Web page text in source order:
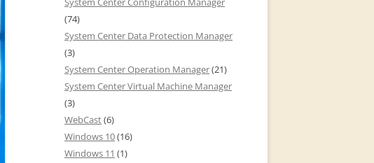
(74)
System Center Data Protection Manager
(3)
System Center Operation Manager(21)
System Center Virtual Machine Manager
(3)
WebCast(6)
Windows 10(16)
Windows 11 (1)